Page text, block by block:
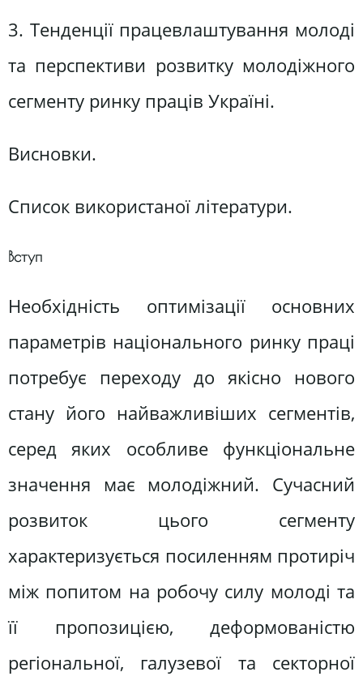
3. Тенденції працевлаштування молоді
та перспективи розвитку молодіжного
сегменту ринку праців Україні.
Висновки.
Список використаної літератури.
Вступ
Необхідність оптимізації основних
параметрів національного ринку праці
потребує переходу до якісно нового
стану його найважливіших сегментів,
серед яких особливе функціональне
значення має молодіжний. Сучасний
розвиток цього сегменту
характеризується посиленням протиріч
між попитом на робочу силу молоді та
її пропозицією, деформованістю
регіональної, галузевої та секторної